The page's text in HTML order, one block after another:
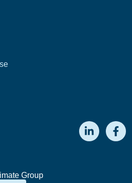
Group